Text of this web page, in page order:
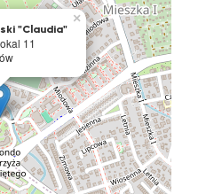
"Claudia"
11
×